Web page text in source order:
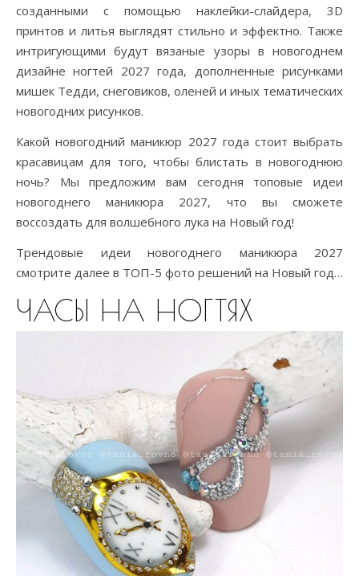
созданными с помощью наклейки-слайдера, 3D
принтов и литья выглядят стильно и эффектно. Также
интригующими будут вязаные узоры в новогоднем
дизайне ногтей 2027 года, дополненные рисунками
мишек Тедди, снеговиков, оленей и иных тематических
новогодних рисунков.
Какой новогодний маникюр 2027 года стоит выбрать
красавицам для того, чтобы блистать в новогоднюю
ночь? Мы предложим вам сегодня топовые идеи
новогоднего маникюра 2027, что вы сможете
воссоздать для волшебного лука на Новый год!
Трендовые идеи новогоднего маникюра 2027
смотрите далее в ТОП-5 фото решений на Новый год…
ЧАСЫ НА НОГТЯХ